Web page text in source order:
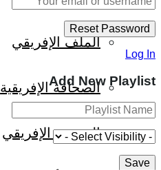
الملف الإفريقي
الصحافة الإفريقية
المجتمع الإفريقي
Log In
Add New Playlist